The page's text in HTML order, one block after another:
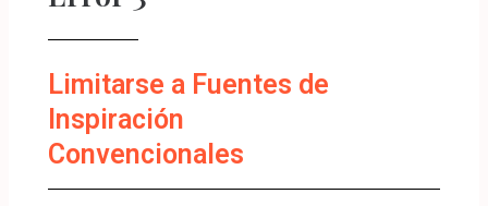
Limitarse a Fuentes de
Inspiración
Convencionales